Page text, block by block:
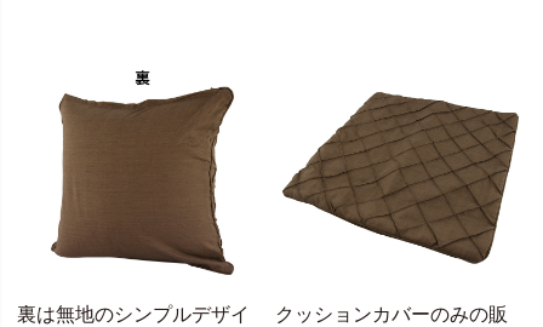
裏は無地のシンプルデザイ
クッションカバーのみの販